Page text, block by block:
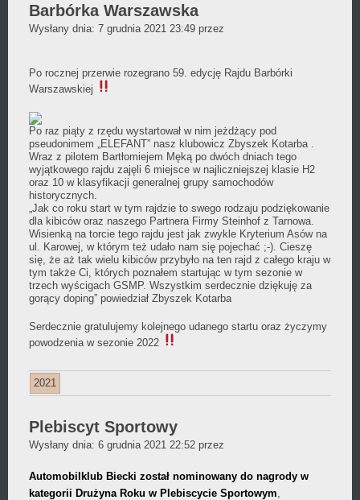
Barbórka Warszawska
Wysłany dnia: 7 grudnia 2021 23:49 przez
Po rocznej przerwie rozegrano 59. edycję Rajdu Barbórki
Warszawskiej
Po raz piąty z rzędu wystartował w nim jeżdżący pod
pseudonimem „ELEFANT” nasz klubowicz Zbyszek Kotarba
Wraz z pilotem Bartłomiejem Męką po dwóch dniach tego
wyjątkowego rajdu zajęli 6 miejsce w najliczniejszej klasie H2
oraz 10 w klasyfikacji generalnej grupy samochodów
historycznych.
„Jak co roku start w tym rajdzie to swego rodzaju podziękowanie
dla kibiców oraz naszego Partnera Firmy Steinhof z Tarnowa.
Wisienką na torcie tego rajdu jest jak zwykle Kryterium Asów na
ul. Karowej, w którym też udało nam się pojechać ;-). Cieszę
się, że aż tak wielu kibiców przybyło na ten rajd z całego kraju w
tym także Ci, których poznałem startując w tym sezonie w
trzech wyścigach GSMP. Wszystkim serdecznie dziękuję za
gorący doping” powiedział Zbyszek Kotarba
Serdecznie gratulujemy kolejnego udanego startu oraz życzymy
powodzenia w sezonie 2022
2021
Plebiscyt Sportowy
Wysłany dnia: 6 grudnia 2021 22:52 przez
Automobilklub Biecki został nominowany do nagrody w
kategorii Drużyna Roku w Plebiscycie Sportowym